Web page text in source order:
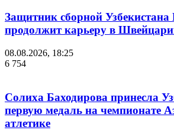
Защитник сборной
продолжит карьеру в
08.08.2026, 18:25
6 754
Солиха Баходирова принесла
первую медаль на чемпионате
атлетике